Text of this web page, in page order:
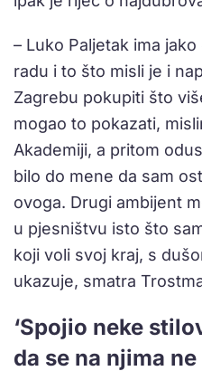
– Luko Paljetak ima
radu i to što misli je i
Zagrebu pokupiti što
mogao to pokazati,
Akademiji, a pritom
bilo do mene da sam
ovoga. Drugi ambijent
u pjesništvu isto što
koji voli svoj kraj, s
ukazuje, smatra
‘Spojio neke
da se na njima